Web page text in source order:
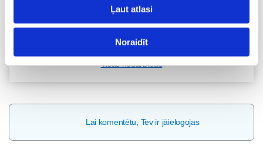
Ļaut atlasi
Noraidīt
Pieteikties
Visas nodarbības
Lai komentētu, Tev ir jāielogojas